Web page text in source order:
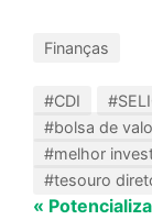
Finanças
#CDI
#bolsa de
#melhor
#tesouro
«